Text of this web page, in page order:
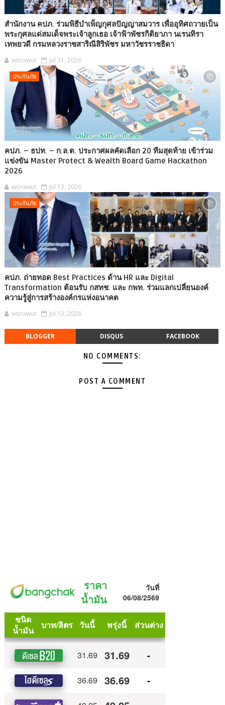
สำนักงาน คปภ. ร่วมพิธีบำเพ็ญกุศลปัญญาสมวาร เพื่ออุทิศถวายเป็น
พระกุศลแด่สมเด็จพระเจ้าลูกเธอ เจ้าฟ้าพัชรกิติยาภา นเรนทิรา
เทพยวดี กรมหลวงราชสาริณีสิริพัชร มหาวัชรราชธิดา
worawut Jul 31, 2026
ประกันภัย
คปภ. – ธปท. – ก.ล.ต. ประกาศผลคัดเลือก 20 ทีมสุดท้าย เข้าร่วม
แข่งขัน Master Protect & Wealth Board Game Hackathon
2026
worawut Jul 13, 2026
ประกันภัย
คปภ. ถ่ายทอด Best Practices ด้าน HR และ Digital
Transformation ต้อนรับ กสทช. และ กพท. ร่วมแลกเปลี่ยนองค์
ความรู้สู่การสร้างองค์กรแห่งอนาคต
worawut Jul 13, 2026
BLOGGER DISQUS FACEBOOK
NO COMMENTS:
POST A COMMENT